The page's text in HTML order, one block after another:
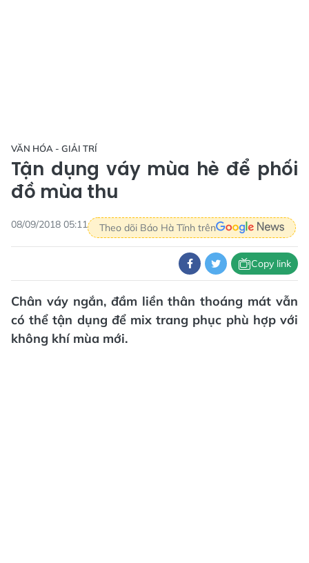
VĂN HÓA - GIẢI TRÍ
Tận dụng váy mùa hè để phối
đồ mùa thu
08/09/2018 05:11 Theo dõi Báo Hà Tĩnh trên
Copy link
Chân váy ngắn, đầm liền thân thoáng mát vẫn
có thể tận dụng để mix trang phục phù hợp với
không khí mùa mới.